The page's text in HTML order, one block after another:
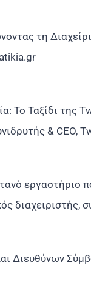
τη
Το Ταξίδι της
& CEO,
εργαστήριο
Διευθύνων